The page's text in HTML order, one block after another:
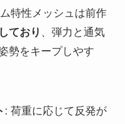
特性メッシュは前作
ており 、弾力と通気
勢をキープしやす
: 荷重に応じて反発が